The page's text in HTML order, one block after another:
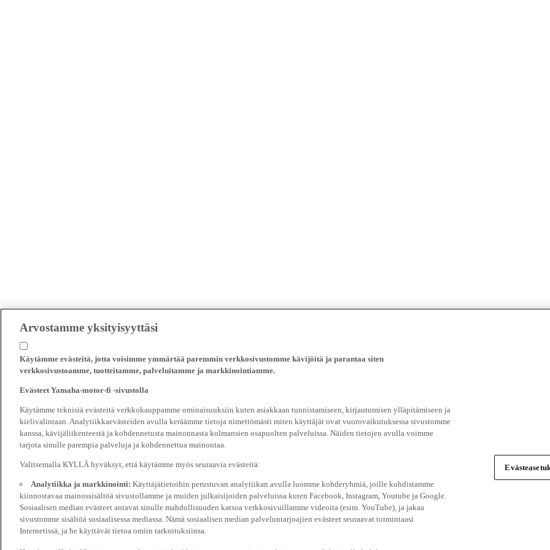
Arvostamme yksityisyyttäsi
Käytämme evästeitä, jotta voisimme ymmärtää paremmin verkkosivustomme kävijöitä ja parantaa siten
verkkosivustoamme, tuotteitamme, palveluitamme ja markkinointiamme.
Evästeet Yamaha-motor-fi -sivustolla
Käytämme teknisiä evästeitä verkkokauppamme ominaisuuksiin kuten asiakkaan tunnistamiseen, kirjautumisen ylläpitämiseen ja
kielivalintaan. Analytiikkaevästeiden avulla keräämme tietoja nimettömästi miten käyttäjät ovat vuorovaikutuksessa sivustomme
kanssa, kävijäliikenteestä ja kohdennetusta mainonnasta kolmansien osapuolten palveluissa. Näiden tietojen avulla voimme
tarjota sinulle parempia palveluja ja kohdennettua mainontaa.
Valitsemalla KYLLÄ hyväksyt, että käytämme myös seuraavia evästeitä:
Analytiikka ja markkinointi: Käyttäjätietoihin perustuvan analytiikan avulla luomme kohderyhmiä, joille kohdistamme
kiinnostavaa mainossisältöä sivustollamme ja muiden julkaisijoiden palveluissa kuten Facebook, Instagram, Youtube ja Google.
Sosiaalisen median evästeet antavat sinulle mahdollisuuden katsoa verkkosivuillamme videoita (esim. YouTube), ja jakaa
sivustomme sisältöä sosiaalisessa mediassa. Nämä sosiaalisen median palveluntarjoajien evästeet seuraavat toimintaasi
Internetissä, ja he käyttävät tietoa omiin tarkoituksiinsa.